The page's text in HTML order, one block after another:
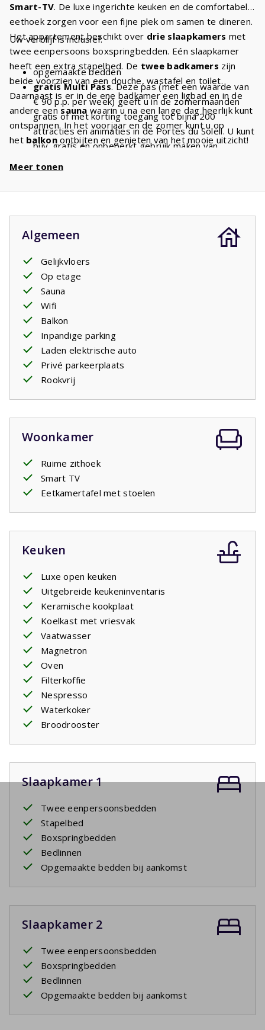
Smart-TV. De luxe ingerichte keuken en de comfortabele
eethoek zorgen voor een fijne plek om samen te dineren.
Het appartement beschikt over drie slaapkamers met
twee eenpersoons boxspringbedden. Eén slaapkamer
heeft een extra stapelbed. De twee badkamers zijn
beide voorzien van een douche, wastafel en toilet.
Daarnaast is er in de ene badkamer een ligbad en in de
andere een sauna waarin u na een lange dag heerlijk kunt
ontspannen. In het voorjaar en de zomer kunt u op
het balkonontbijten en genieten van het mooie uitzicht!
appartement in La Chapelle d'Abondance.
Uw verblijf is inclusief:
opgemaakte bedden
gratis Multi Pass. Deze pas (met een waarde van
€ 90 p.p. per week) geeft u in de zomermaanden
gratis of met korting toegang tot bijna 200
attracties en animaties in de Portes du Soleil. U kunt
bijv. gratis en onbeperkt gebruik maken van
Meer tonen
Algemeen
Gelijkvloers
Op etage
Sauna
Wifi
Balkon
Inpandige parking
Laden elektrische auto
Privé parkeerplaats
Rookvrij
Woonkamer
Ruime zithoek
Smart TV
Eetkamertafel met stoelen
Keuken
Luxe open keuken
Uitgebreide keukeninventaris
Keramische kookplaat
Koelkast met vriesvak
Vaatwasser
Magnetron
Oven
Filterkoffie
Nespresso
Waterkoker
Broodrooster
Slaapkamer 1
Twee eenpersoonsbedden
Stapelbed
Boxspringbedden
Bedlinnen
Opgemaakte bedden bij aankomst
Slaapkamer 2
Twee eenpersoonsbedden
Boxspringbedden
Bedlinnen
Opgemaakte bedden bij aankomst